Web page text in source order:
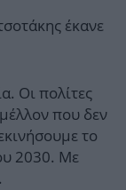
έκανε
Οι πολίτες
που δεν
το
2030. Με